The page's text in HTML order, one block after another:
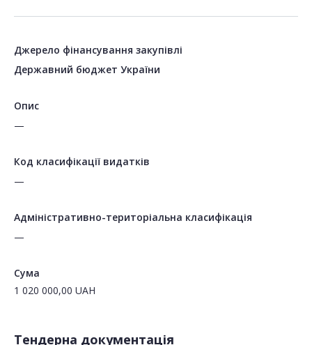
Джерело фінансування закупівлі
Державний бюджет України
Опис
—
Код класифікації видатків
—
Адміністративно-територіальна класифікація
—
Сума
1 020 000,00 UAH
Тендерна документація